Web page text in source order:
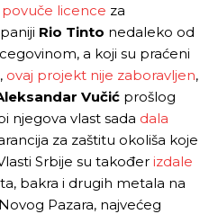
povuče licence za
Rio Tinto nedaleko od
a koji su praćeni
ovaj projekt nije zaboravljen,
Vučić prošlog
njegova vlast sada dala
za zaštitu okoliša koje
Srbije su također izdale
bakra i drugih metala na
Pazara, najvećeg